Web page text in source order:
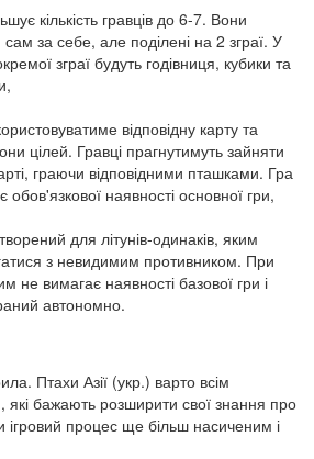
кількість гравців до 6-7. Вони
за себе, але поділені на 2 зграї. У
зграї будуть годівниця, кубики та
відповідну карту та
цілей. Гравці прагнутимуть зайняти
граючи відповідними пташками. Гра
обов'язкової наявності основної гри,
для літунів-одинаків, яким
з невидимим противником. При
не вимагає наявності базової гри і
автономно.
Птахи Азії (укр.) варто всім
які бажають розширити свої знання про
ігровий процес ще більш насиченим і